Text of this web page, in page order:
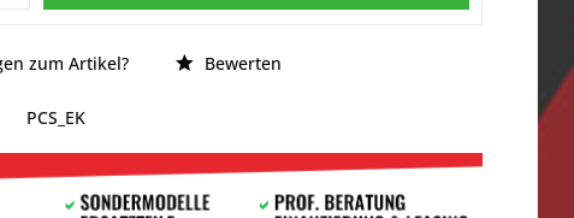
zum Artikel? Bewerten
PCS_EK